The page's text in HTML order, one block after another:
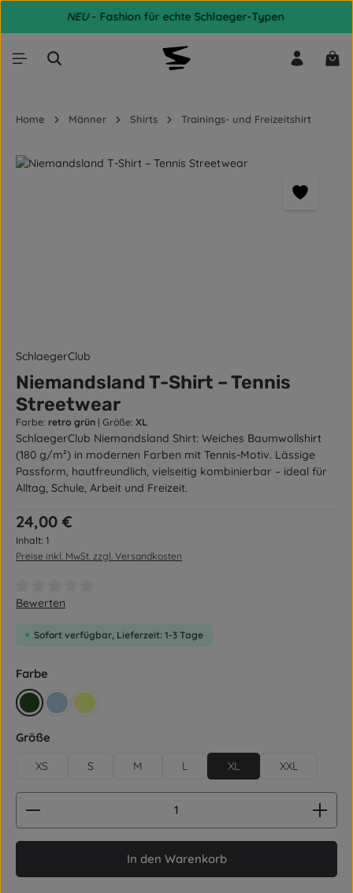
Zum Hauptinhalt springen
NEU- Fashion für echte Schlaeger-Typen
Home Männer Shirts Trainings- und Freizeitshirt
Bildergalerie überspringen
SchlaegerClub
Niemandsland T-Shirt – Tennis
Streetwear
Farbe: retro grün | Größe: XL
SchlaegerClub Niemandsland Shirt: Weiches Baumwollshirt
(180 g/m²) in modernen Farben mit Tennis-Motiv. Lässige
Passform, hautfreundlich, vielseitig kombinierbar – ideal für
Alltag, Schule, Arbeit und Freizeit.
Regulärer Preis:
24,00 €
Inhalt: 1
Preise inkl. MwSt. zzgl. Versandkosten
Durchschnittliche Bewertung von 0 von 5 Sternen
Bewerten
Sofort verfügbar, Lieferzeit: 1-3 Tage
Farbe
retro grün
hellblau
gelb
Größe
XS S M L XL XXL
Produkt Anzahl: Gib den gewünschten Wert
In den Warenkorb